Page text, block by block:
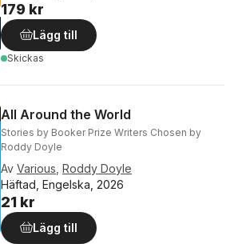
179 kr
Lägg till
Skickas
All Around the World
Stories by Booker Prize Writers Chosen by
Roddy Doyle
Av Various Roddy Doyle
Häftad, Engelska, 2026
21 kr
Lägg till